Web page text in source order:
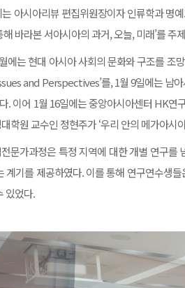
아시아리뷰 편집위원장이자 인류학과 명
해 바라본 서아시아의 과거, 오늘, 미래’를 주
에는 현대 아시아 사회의 문화와 구조를 조
and Perspectives’를, 1월 9일에는 남
. 이어 1월 16일에는 중앙아시아센터 HK연
학원 교수인 정현주가 ‘우리 안의 메가아
문가과정은 특정 지역에 대한 개별 연구를
계기를 제공하였다. 이를 통해 연구연수생
있었다.